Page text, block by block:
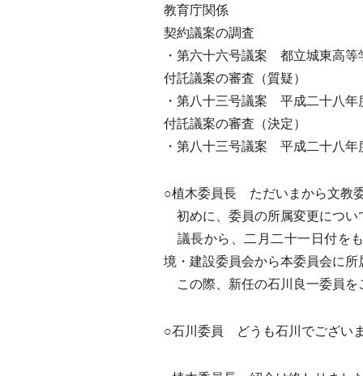
教育庁関係
契約議案の調査
・第六十六号議案 都立城東高等
付託議案の審査（質疑）
・第八十三号議案 平成二十八
付託議案の審査（決定）
・第八十三号議案 平成二十八
○植木委員長 ただいまから文教
初めに、委員の所属変更につい
議長から、二月二十一日付を
境・建設委員会から本委員会に
この際、新任の石川良一委員を
○石川委員 どうも石川でござい